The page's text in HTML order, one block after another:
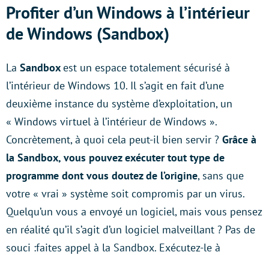
Profiter d’un Windows à l’intérieur
de Windows (Sandbox)
La Sandboxest un espace totalement sécurisé à
l’intérieur de Windows 10. Il s’agit en fait d’une
deuxième instance du système d’exploitation, un
« Windows virtuel à l’intérieur de Windows ».
Concrètement, à quoi cela peut-il bien servir ? Grâce à
la Sandbox, vous pouvez exécuter tout type de
programme dont vous doutez de l’origine, sans que
votre « vrai » système soit compromis par un virus.
Quelqu’un vous a envoyé un logiciel, mais vous pensez
en réalité qu’il s’agit d’un logiciel malveillant ? Pas de
souci :faites appel à la Sandbox. Exécutez-le à